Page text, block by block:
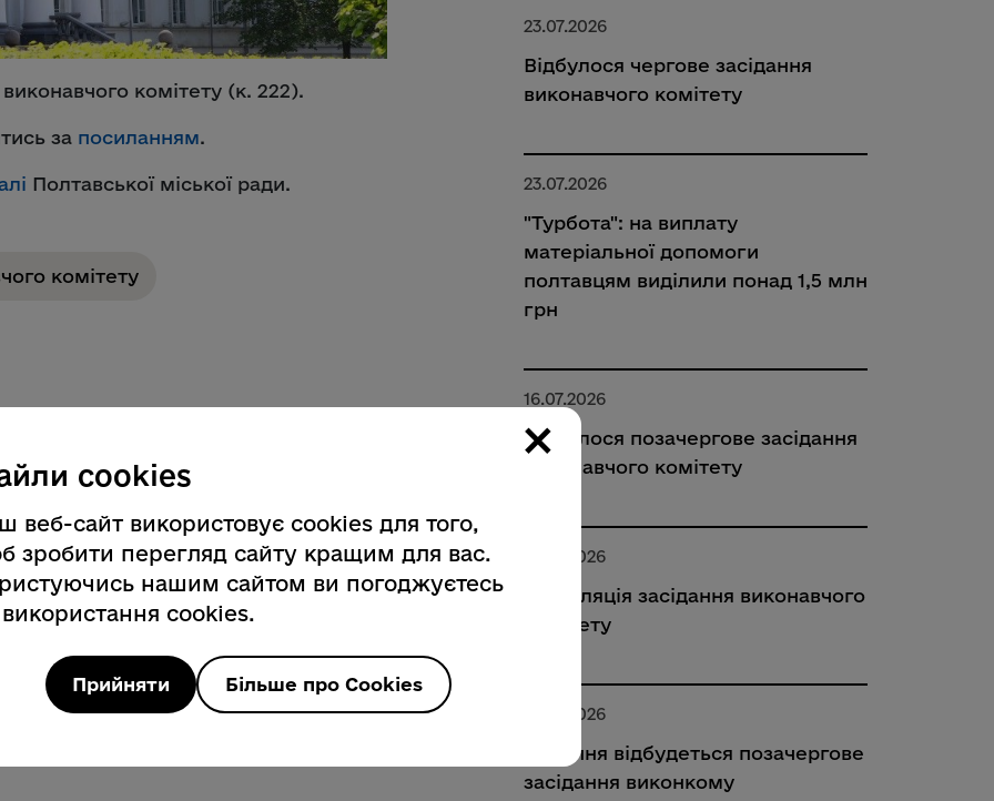
комітету (к. 222).
за посиланням.
Полтавської міської ради.
комітету
23.07.2026
Відбулося чергове засідання
виконавчого комітету
23.07.2026
"Турбота": на виплату
матеріальної допомоги
полтавцям виділили понад 1,5 млн
грн
16.07.2026
Відбулося позачергове засідання
виконавчого комітету
16.07.2026
Трансляція засідання виконавчого
комітету
15.07.2026
16 липня відбудеться позачергове
засідання виконкому
×
cookies
веб-сайт використовує cookies для того,
зробити перегляд сайту кращим для вас.
нашим сайтом ви погоджуєтесь
cookies.
Прийняти Більше про Cookies